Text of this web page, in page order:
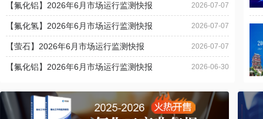
【氟化铝】2026年6月市场运行监测快报 2026-07-07
【氟化氢】2026年6月市场运行监测快报 2026-07-07
【萤石】2026年6月市场运行监测快报 2026-07-07
【氟化铝】2026年6月市场运行监测快报 2026-06-30